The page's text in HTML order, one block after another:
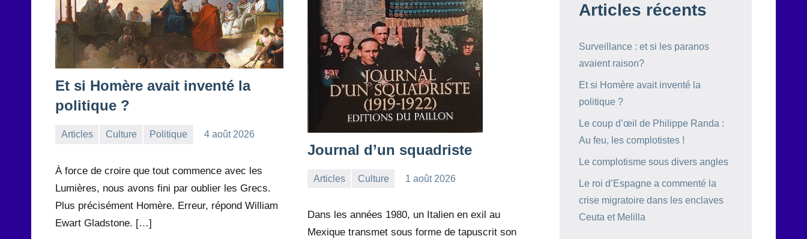
Et si Homère avait inventé la
politique ?
Articles Culture Politique
4 août 2026
À force de croire que tout commence avec les
Lumières, nous avons fini par oublier les Grecs.
Plus précisément Homère. Erreur, répond William
Ewart Gladstone. […]
Journal d’un squadriste
Articles Culture
1 août 2026
Dans les années 1980, un Italien en exil au
Mexique transmet sous forme de tapuscrit son
Articles récents
Surveillance : et si les paranos
avaient raison?
Et si Homère avait inventé la
politique ?
Le coup d’œil de Philippe Randa :
Au feu, les complotistes !
Le complotisme sous divers angles
Le roi d’Espagne a commenté la
crise migratoire dans les enclaves
Ceuta et Melilla